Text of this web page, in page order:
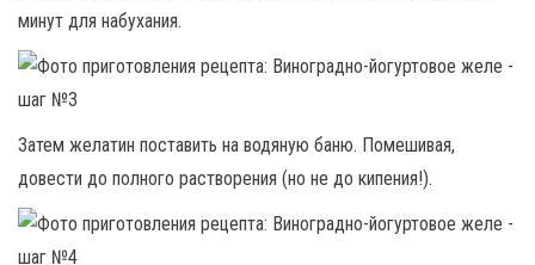
минут для набухания.
Затем желатин поставить на водяную баню. Помешивая,
довести до полного растворения (но не до кипения!).